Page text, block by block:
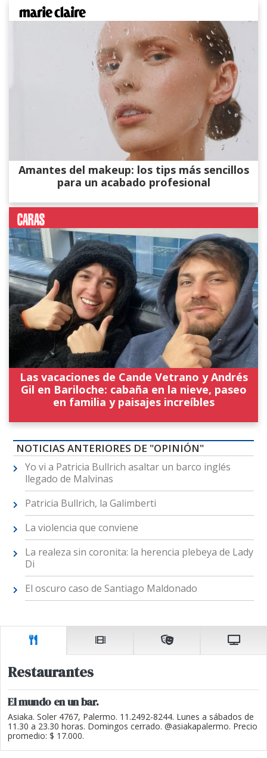
Amantes del makeup: los tips más sencillos
para un acabado profesional
Las vacaciones de Cande Vetrano y Andrés
Gil en Bariloche: cabaña en la nieve, paseo
en familia y paisajes increíbles
NOTICIAS ANTERIORES DE "OPINIÓN"
Yo vi a Patricia Bullrich asaltar un barco inglés
llegado de Malvinas
Patricia Bullrich, la Galimberti
La violencia que conviene
La realeza sin coronita: la herencia plebeya de Lady
Di
El oscuro caso de Santiago Maldonado
Restaurantes
El mundo en un bar.
Asiaka. Soler 4767, Palermo. 11.2492-8244. Lunes a sábados de
11.30 a 23.30 horas. Domingos cerrado. @asiakapalermo. Precio
promedio: $ 17.000.